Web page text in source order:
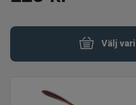
Vibrationsbeten Bladebaits
Ytbete
Välj